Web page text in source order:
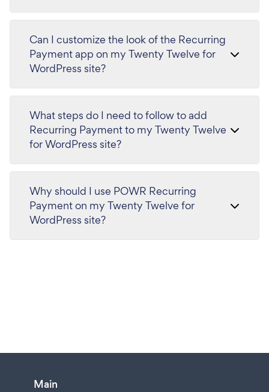
Can I customize the look of the Recurring
Payment app on my Twenty Twelve for
WordPress site?
What steps do I need to follow to add
Recurring Payment to my Twenty Twelve
for WordPress site?
Why should I use POWR Recurring
Payment on my Twenty Twelve for
WordPress site?
Main